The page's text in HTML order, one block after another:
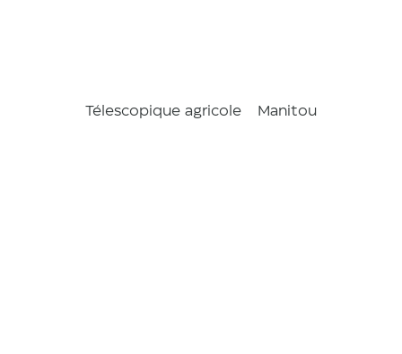
Télescopique agricole Manitou